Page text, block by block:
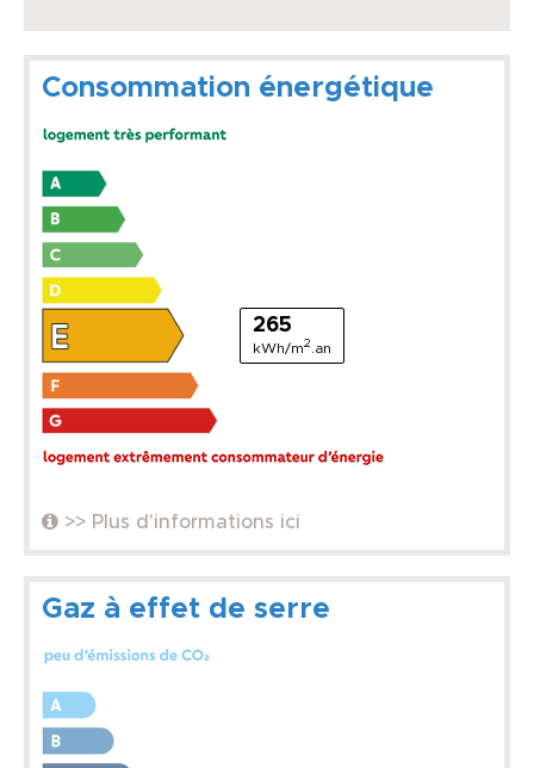
Consommation énergétique
265
kWh/m2 .an
>> Plus d'informations ici
Gaz à effet de serre